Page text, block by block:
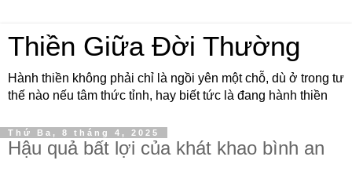
Thiền Giữa Đời Thường
Hành thiền không phải chỉ là ngồi yên một chỗ, dù ở trong tư
thế nào nếu tâm thức tỉnh, hay biết tức là đang hành thiền
Thứ Ba, 8 tháng 4, 2025
Hậu quả bất lợi của khát khao bình an